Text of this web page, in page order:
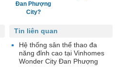
Đan Phượng
City?
Tin liên quan
Hệ thống sân thể thao đa
năng đỉnh cao tại Vinhomes
Wonder City Đan Phượng